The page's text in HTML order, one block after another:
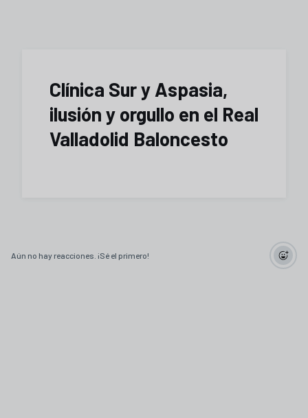
Clínica Sur y Aspasia,
ilusión y orgullo en el Real
Valladolid Baloncesto
Aún no hay reacciones. ¡Sé el primero!